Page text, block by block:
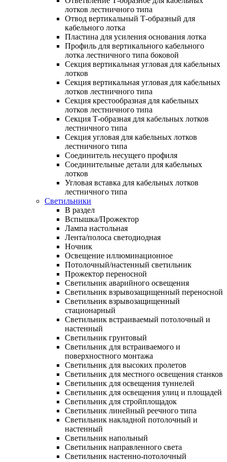
лотков лестничного типа
Отвод вертикальный Т-образный для
кабельного лотка
Пластина для усиления основания лотка
Профиль для вертикального кабельного
лотка лестничного типа боковой
Секция вертикальная угловая для кабельных
лотков
Секция вертикальная угловая для кабельных
лотков лестничного типа
Секция крестообразная для кабельных
лотков лестничного типа
Секция Т-образная для кабельных лотков
лестничного типа
Секция угловая для кабельных лотков
лестничного типа
Соединитель несущего профиля
Соединительные детали для кабельных
лотков
Угловая вставка для кабельных лотков
лестничного типа
Светильники
В раздел
Вспышка/Прожектор
Лампа настольная
Лента/полоса светодиодная
Ночник
Освещение иллюминационное
Потолочный/настенный светильник
Прожектор переносной
Светильник аварийного освещения
Светильник взрывозащищенный переносной
Светильник взрывозащищенный
стационарный
Светильник встраиваемый потолочный и
настенный
Светильник грунтовый
Светильник для встраиваемого и
поверхностного монтажа
Светильник для высоких пролетов
Светильник для местного освещения станков
Светильник для освещения туннелей
Светильник для освещения улиц и площадей
Светильник для стройплощадок
Светильник линейный реечного типа
Светильник накладной потолочный и
настенный
Светильник напольный
Светильник направленного света
Светильник настенно-потолочный